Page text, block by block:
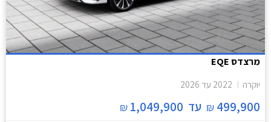
מרצדס EQE
יוקרה 2022 עד 2026
499,900
₪ עד 1,049,900
₪